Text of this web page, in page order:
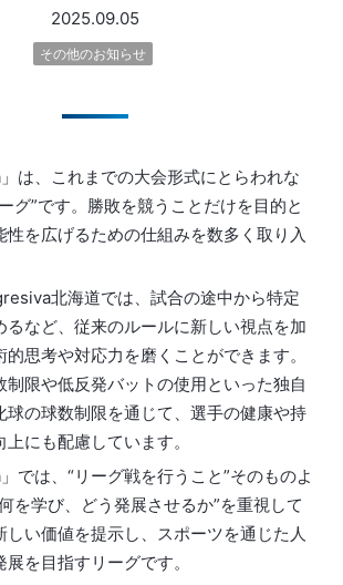
2025.09.05
その他のお知らせ
は、これまでの大会形式にとらわれな
グ”です。勝敗を競うことだけを目的と
性を広げるための仕組みを数多く取り入
北海道では、試合の途中から特定
るなど、従来のルールに新しい視点を加
思考や対応力を磨くことができます。
制限や低反発バットの使用といった独自
球の球数制限を通じて、選手の健康や持
にも配慮しています。
では、“リーグ戦を行うこと”そのものよ
を学び、どう発展させるか”を重視して
しい価値を提示し、スポーツを通じた人
を目指すリーグです。